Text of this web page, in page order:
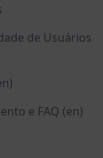
de Usuários
e FAQ (en)